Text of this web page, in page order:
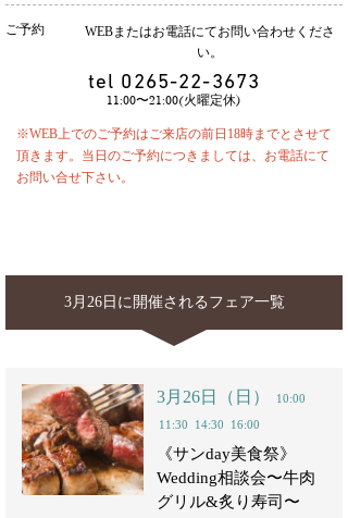
ご予約
WEBまたはお電話にてお問い合わせくださ
い。
tel 0265-22-3673
11:00〜21:00(火曜定休)
※WEB上でのご予約はご来店の前日18時までとさせて
頂きます。当日のご予約につきましては、お電話にて
お問い合せ下さい。
3月26日に開催されるフェア一覧
3月26日（日）
10:00
11:30
14:30 16:00
《サンday美食祭》
Wedding相談会〜牛肉
グリル&炙り寿司〜